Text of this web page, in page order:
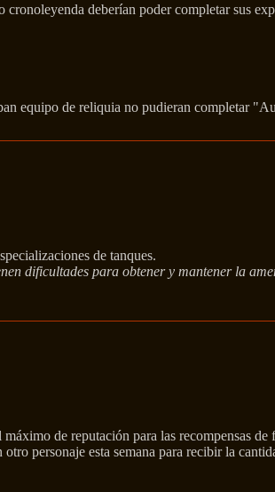
deberían poder completar sus
equipo de reliquia no pudieran completar
de tanques.
dificultades para obtener y mantener la
de reputación para las recompensas
personaje esta semana para recibir la